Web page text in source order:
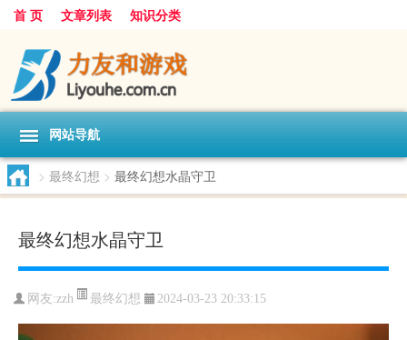
首 页 文章列表 知识分类
网站导航
> 最终幻想 > 最终幻想水晶守卫
最终幻想水晶守卫
网友:zzh 最终幻想 2024-03-23 20:33:15